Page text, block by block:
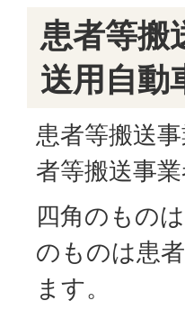
患者等搬
送用自動
患者等搬送
者等搬送事
四角のもの
のものは患
ます。